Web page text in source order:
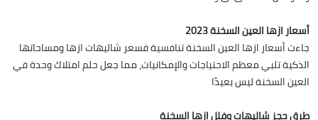
أسعار ازها العين السخنة 2023
جاءت أسعار ازها العين السخنة تنافسية فسعر شاليهات ازها ومساحاتها
الذكية تلبي معظم الاحتياجات والإمكانيات، مما جعل حلم امتلاك وحدة في
العين السخنة ليس بعيدًا
طرق حجز شاليهات وفلل ازها السخنة